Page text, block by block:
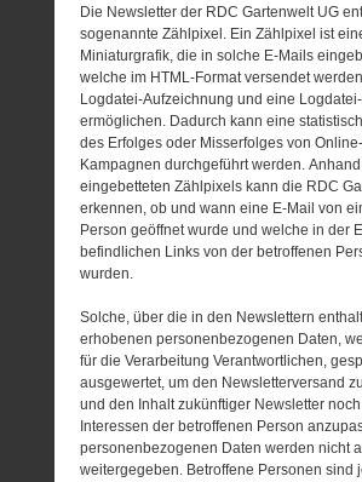
Die Newsletter der RDC Gartenwelt UG
sogenannte Zählpixel. Ein Zählpixel ist
Miniaturgrafik, die in solche E-Mails
welche im HTML-Format versendet
Logdatei-Aufzeichnung und eine
ermöglichen. Dadurch kann eine
des Erfolges oder Misserfolges von
Kampagnen durchgeführt werden.
eingebetteten Zählpixels kann die RDC
erkennen, ob und wann eine E-Mail von
Person geöffnet wurde und welche in der
befindlichen Links von der betroffenen
wurden.
Solche, über die in den Newslettern
erhobenen personenbezogenen Daten,
für die Verarbeitung Verantwortlichen,
ausgewertet, um den Newsletterversand
und den Inhalt zukünftiger Newsletter
Interessen der betroffenen Person
personenbezogenen Daten werden nicht
weitergegeben. Betroffene Personen sind